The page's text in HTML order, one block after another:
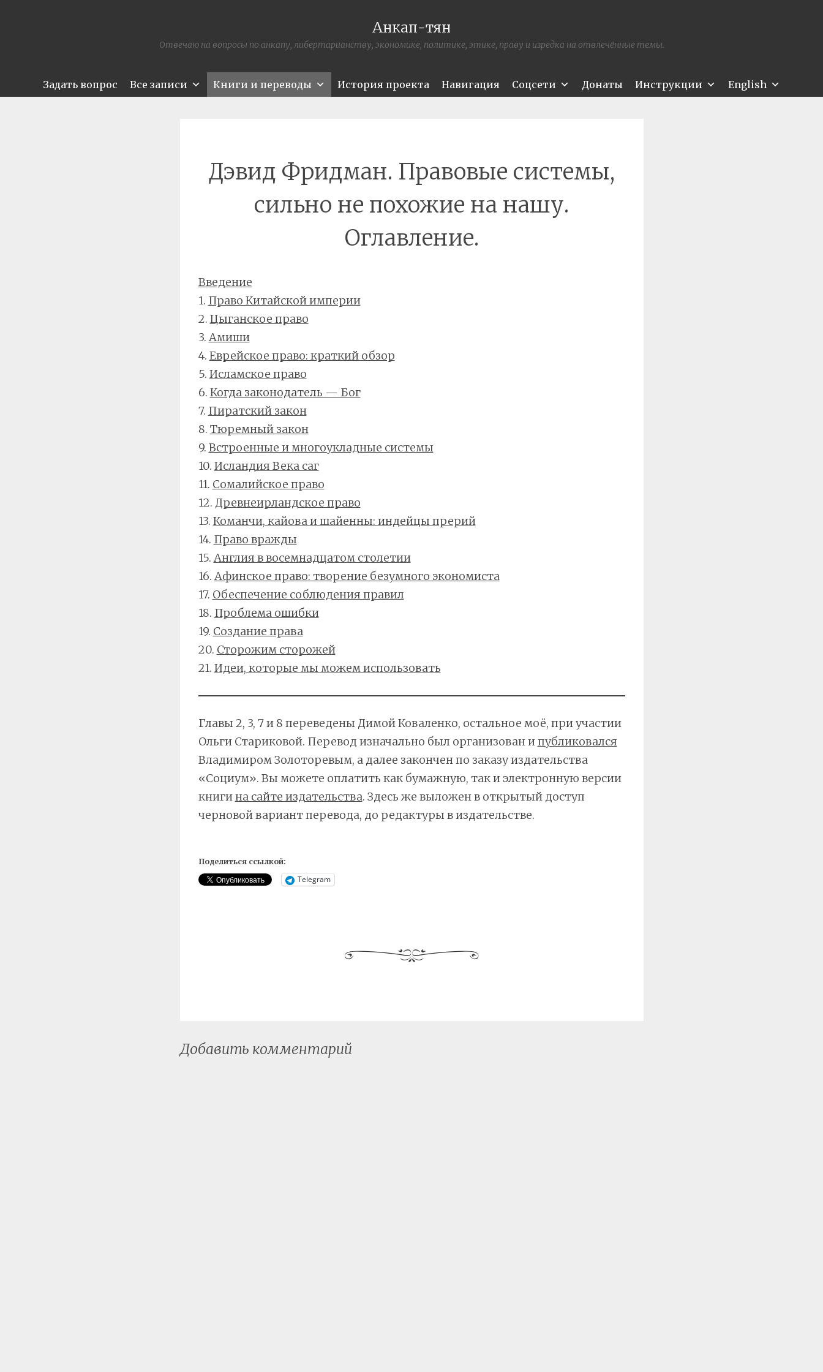
Анкап-тян
Отвечаю на вопросы по анкапу, либертарианству, экономике, политике, этике, праву и изредка на отвлечённые темы.
Задать вопрос Все записи Книги и переводы История проекта Навигация Соцсети Донаты Инструкции English
Дэвид Фридман. Правовые системы,
сильно не похожие на нашу.
Оглавление.
Введение
1. Право Китайской империи
2. Цыганское право
3. Амиши
4. Еврейское право: краткий обзор
5. Исламское право
6. Когда законодатель — Бог
7. Пиратский закон
8. Тюремный закон
9. Встроенные и многоукладные системы
10. Исландия Века саг
11. Сомалийское право
12. Древнеирландское право
13. Команчи, кайова и шайенны: индейцы прерий
14. Право вражды
15. Англия в восемнадцатом столетии
16. Афинское право: творение безумного экономиста
17. Обеспечение соблюдения правил
18. Проблема ошибки
19. Создание права
20. Сторожим сторожей
21. Идеи, которые мы можем использовать
Главы 2, 3, 7 и 8 переведены Димой Коваленко, остальное моё, при участии
Ольги Стариковой. Перевод изначально был организован ипубликовался
Владимиром Золоторевым, а далее закончен по заказу издательства
«Социум». Вы можете оплатить как бумажную, так и электронную версии
книгина сайте издательства. Здесь же выложен в открытый доступ
черновой вариант перевода, до редактуры в издательстве.
Поделиться ссылкой:
Telegram
Добавить комментарий